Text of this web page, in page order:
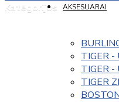
Kategorijos AKSESUARAI
TIGER -
TIGER
TIGER